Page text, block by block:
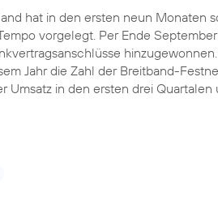
hat in den ersten neun Monaten
vorgelegt. Per Ende
Jahr die Zahl der Breitband-
Umsatz in den ersten drei Quartalen